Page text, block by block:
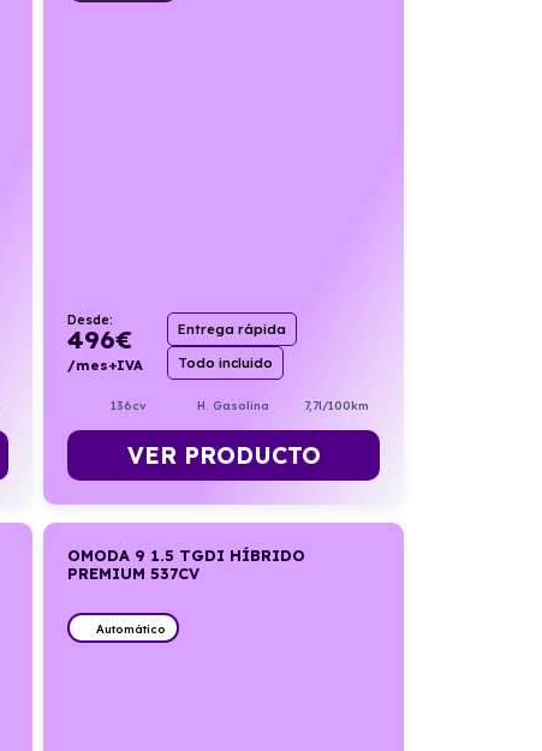
Desde:
496€
/mes+IVA
Entrega rápida
Todo incluido
136cv H. Gasolina 7,7l/100km
VER PRODUCTO
OMODA 9 1.5 TGDI HÍBRIDO
PREMIUM 537CV
Automático